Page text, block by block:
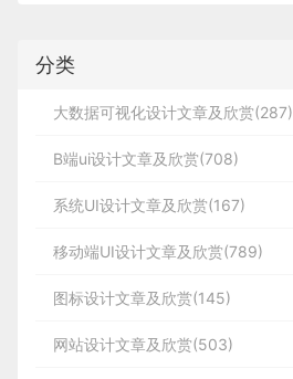
分类
大数据可视化设计文章及欣赏(287)
B端ui设计文章及欣赏(708)
系统UI设计文章及欣赏(167)
移动端UI设计文章及欣赏(789)
图标设计文章及欣赏(145)
网站设计文章及欣赏(503)